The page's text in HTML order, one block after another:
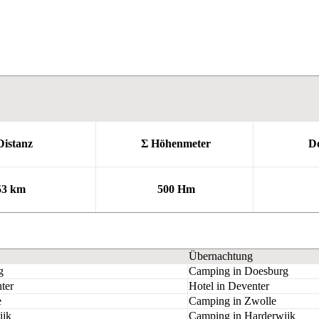
Σ Höhenmeter
km 500 Hm
Übernachtung
Camping in Doesburg
Hotel in Deventer
Camping in Zwolle
Camping in Harderwijk